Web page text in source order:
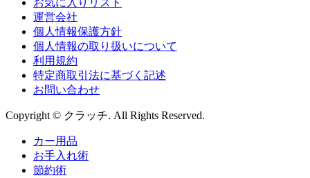
お気に入りリスト
運営会社
個人情報保護方針
個人情報の取り扱いについて
利用規約
特定商取引法に基づく記述
お問い合わせ
Copyright © クラッチ. All Rights Reserved.
カー用品
お手入れ術
節約術